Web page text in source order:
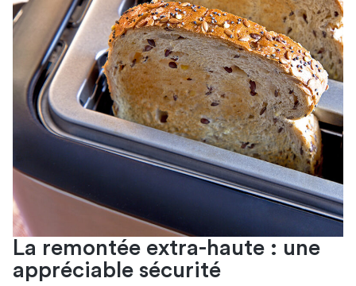
La remontée extra-haute : une
appréciable sécurité